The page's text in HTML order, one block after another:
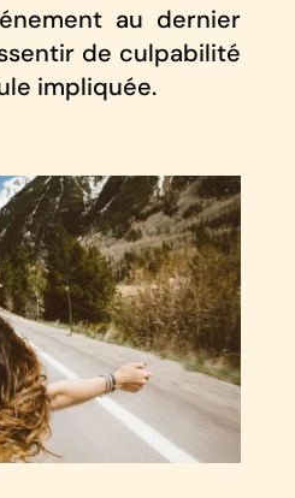
au dernier
de culpabilité
impliquée.